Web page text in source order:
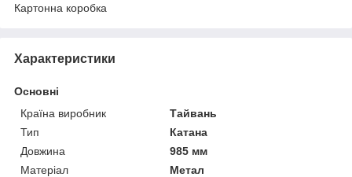
Картонна коробка
Характеристики
Основні
Країна виробник
Тайвань
Тип
Катана
Довжина
985 мм
Матеріал
Метал